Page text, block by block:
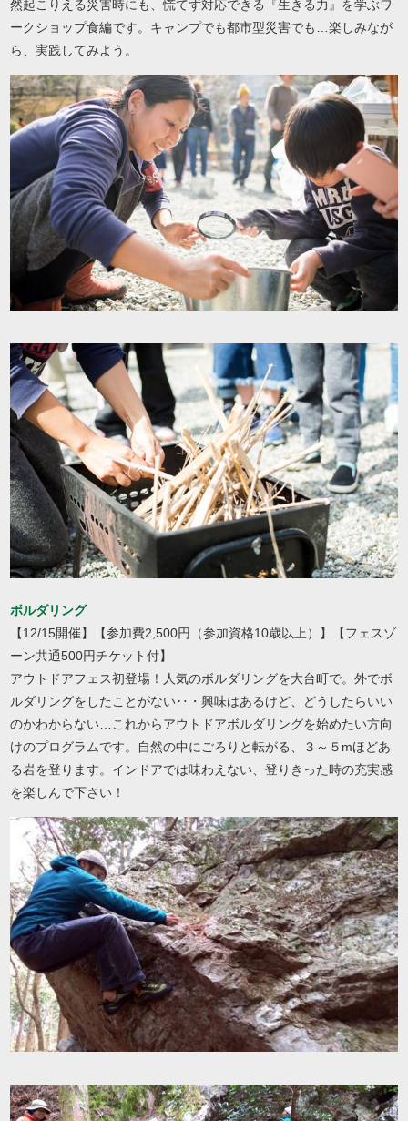
然起こりえる災害時にも、慌てず対応できる『生きる力』を学ぶワ
ークショップ食編です。キャンプでも都市型災害でも…楽しみなが
ら、実践してみよう。
ボルダリング
【12/15開催】【参加費2,500円（参加資格10歳以上）】【フェスゾ
ーン共通500円チケット付】
アウトドアフェス初登場！人気のボルダリングを大台町で。外でボ
ルダリングをしたことがない‥・興味はあるけど、どうしたらいい
のかわからない…これからアウトドアボルダリングを始めたい方向
けのプログラムです。自然の中にごろりと転がる、３～５mほどあ
る岩を登ります。インドアでは味わえない、登りきった時の充実感
を楽しんで下さい！